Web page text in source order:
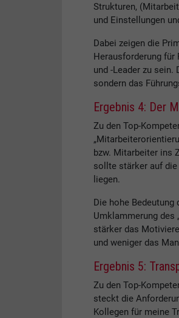
Strukturen,
und Einstellungen
Dabei zeigen die
Herausforderung für
und -Leader zu
sondern das
Ergebnis 4: Der
Zu den Top-
bzw. Mitarbeiter ins
sollte stärker auf die
liegen.
Die hohe
Umklammerung des
stärker das
und weniger das
Ergebnis 5:
Zu den Top-
steckt die
Kollegen für meine